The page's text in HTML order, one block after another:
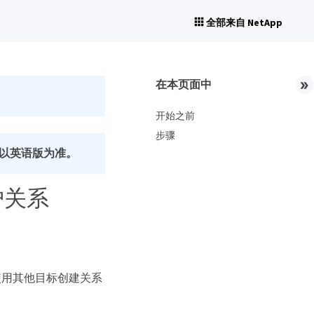
全部来自 NetApp
英语版为准。
系
其他目标创建关系
在本页面中
开始之前
步骤